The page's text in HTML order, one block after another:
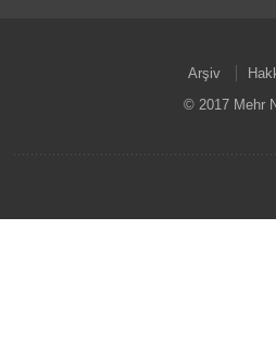
Arşiv
© 2017 Mehr